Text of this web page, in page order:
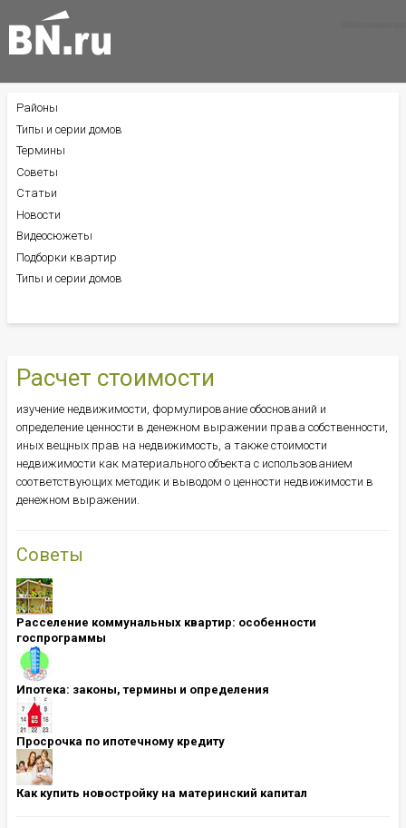
Расчет стоимости
изучение недвижимости, формулирование обоснований и
определение ценности в денежном выражении права собственности,
иных вещных прав на недвижимость, а также стоимости
недвижимости как материального объекта с использованием
соответствующих методик и выводом о ценности недвижимости в
денежном выражении.
Советы
Расселение коммунальных квартир: особенности
госпрограммы
Ипотека: ​​​​​​​законы, термины и определения
Просрочка по ипотечному кредиту
Как купить новостройку на материнский капитал
БОКОВОЕ
МЕНЮ
Районы
Типы и серии домов
Термины
Советы
Статьи
Новости
Видеосюжеты
Подборки квартир
Типы и серии домов